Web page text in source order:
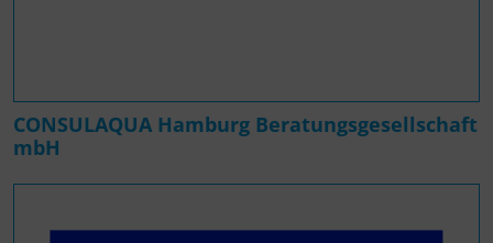
CONSULAQUA Hamburg Beratungsgesellschaft
mbH